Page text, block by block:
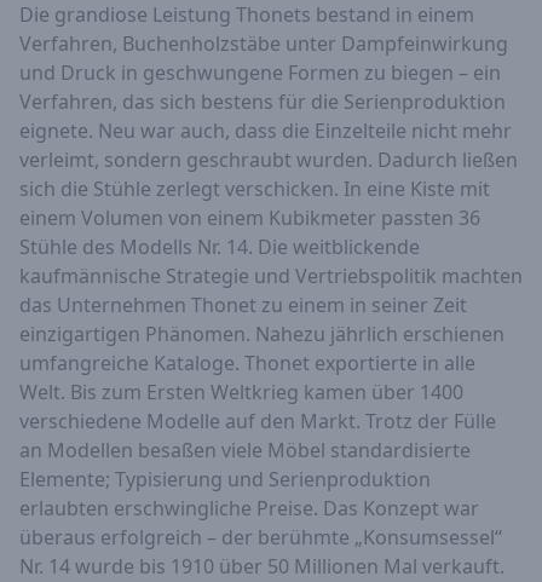
Die grandiose Leistung Thonets bestand in einem
Verfahren, Buchenholzstäbe unter Dampfeinwirkung
und Druck in geschwungene Formen zu biegen – ein
Verfahren, das sich bestens für die Serienproduktion
eignete. Neu war auch, dass die Einzelteile nicht mehr
verleimt, sondern geschraubt wurden. Dadurch ließen
sich die Stühle zerlegt verschicken. In eine Kiste mit
einem Volumen von einem Kubikmeter passten 36
Stühle des Modells Nr. 14. Die weitblickende
kaufmännische Strategie und Vertriebspolitik machten
das Unternehmen Thonet zu einem in seiner Zeit
einzigartigen Phänomen. Nahezu jährlich erschienen
umfangreiche Kataloge. Thonet exportierte in alle
Welt. Bis zum Ersten Weltkrieg kamen über 1400
verschiedene Modelle auf den Markt. Trotz der Fülle
an Modellen besaßen viele Möbel standardisierte
Elemente; Typisierung und Serienproduktion
erlaubten erschwingliche Preise. Das Konzept war
überaus erfolgreich – der berühmte „Konsumsessel“
Nr. 14 wurde bis 1910 über 50 Millionen Mal verkauft.